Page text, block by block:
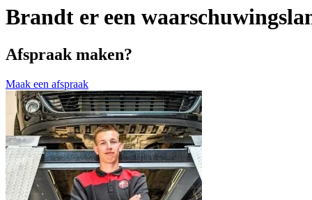
Brandt er een
Afspraak maken?
Maak een afspraak